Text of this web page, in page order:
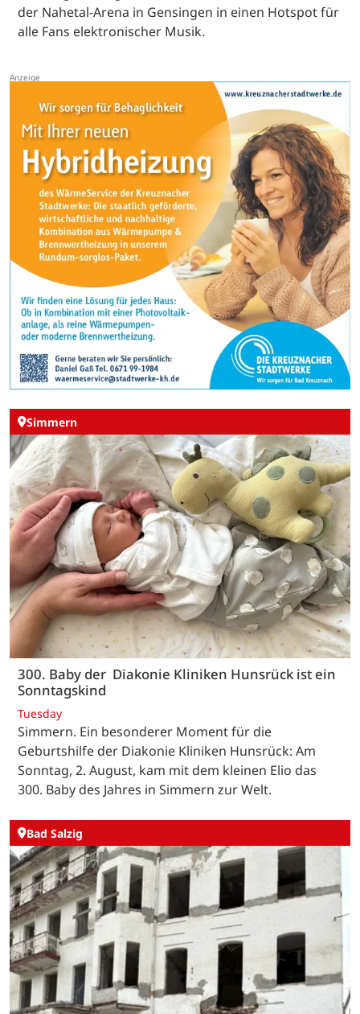
der Nahetal-Arena in Gensingen in einen Hotspot für
alle Fans elektronischer Musik.
Simmern
300. Baby der Diakonie Kliniken Hunsrück ist ein
Sonntagskind
Tuesday
Simmern. Ein besonderer Moment für die
Geburtshilfe der Diakonie Kliniken Hunsrück: Am
Sonntag, 2. August, kam mit dem kleinen Elio das
300. Baby des Jahres in Simmern zur Welt.
Bad Salzig